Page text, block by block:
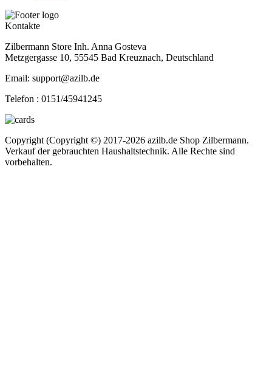
Kontakte
Zilbermann Store Inh. Anna Gosteva
Metzgergasse 10, 55545 Bad Kreuznach, Deutschland
Email: support@azilb.de
Telefon : 0151/45941245
Copyright (Copyright ©) 2017-2026 azilb.de Shop Zilbermann.
Verkauf der gebrauchten Haushaltstechnik. Alle Rechte sind
vorbehalten.